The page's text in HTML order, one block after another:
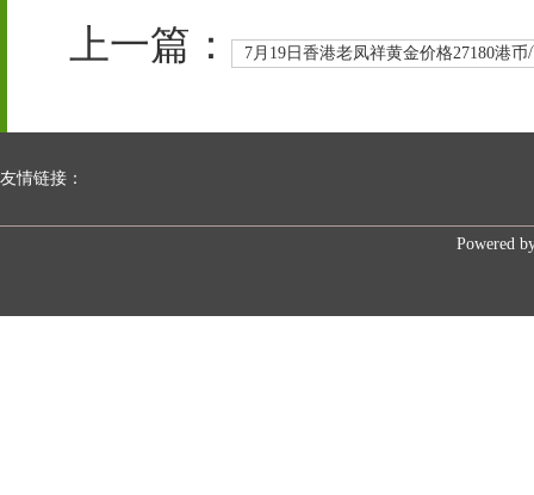
上一篇： 7月19日香港老凤祥黄金价格27180港币
友情链接：
Powered